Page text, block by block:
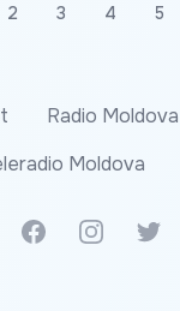
2 3 4 5
Radio
Moldova
News
FacebookInstagram